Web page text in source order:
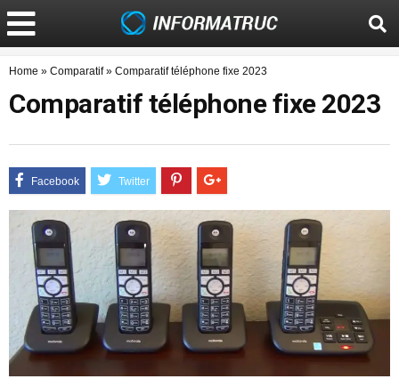
Home » Comparatif» Comparatif téléphone fixe 2023
Comparatif téléphone fixe 2023